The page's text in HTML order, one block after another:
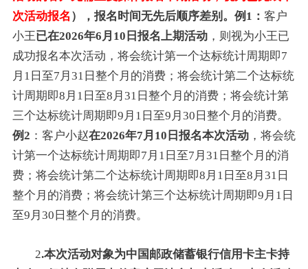
次活动报名 ），报名时间无先后顺序差别。例1： 客户
小王已在2026年6月10日报名上期活动，则视为小王已
成功报名本次活动，将会统计第一个达标统计周期即7
月1日至7月31日整个月的消费；将会统计第二个达标统
计周期即8月1日至8月31日整个月的消费；将会统计第
三个达标统计周期即9月1日至9月30日整个月的消费。
例2 ：客户小赵在2026年7月10日报名本次活动，将会统
计第一个达标统计周期即7月1日至7月31日整个月的消
费；将会统计第二个达标统计周期即8月1日至8月31日
整个月的消费；将会统计第三个达标统计周期即9月1日
至9月30日整个月的消费。
2.本次活动对象为中国邮政储蓄银行信用卡主卡持